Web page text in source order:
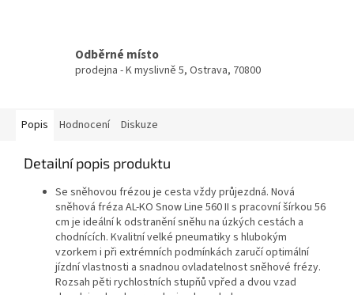
Odběrné místo
prodejna - K myslivně 5, Ostrava, 70800
Popis Hodnocení Diskuze
Detailní popis produktu
Se sněhovou frézou je cesta vždy průjezdná. Nová
sněhová fréza AL-KO Snow Line 560 II s pracovní šírkou 56
cm je ideální k odstranění sněhu na úzkých cestách a
chodnících. Kvalitní velké pneumatiky s hlubokým
vzorkem i při extrémních podmínkách zaručí optimální
jízdní vlastnosti a snadnou ovladatelnost sněhové frézy.
Rozsah pěti rychlostních stupňů vpřed a dvou vzad